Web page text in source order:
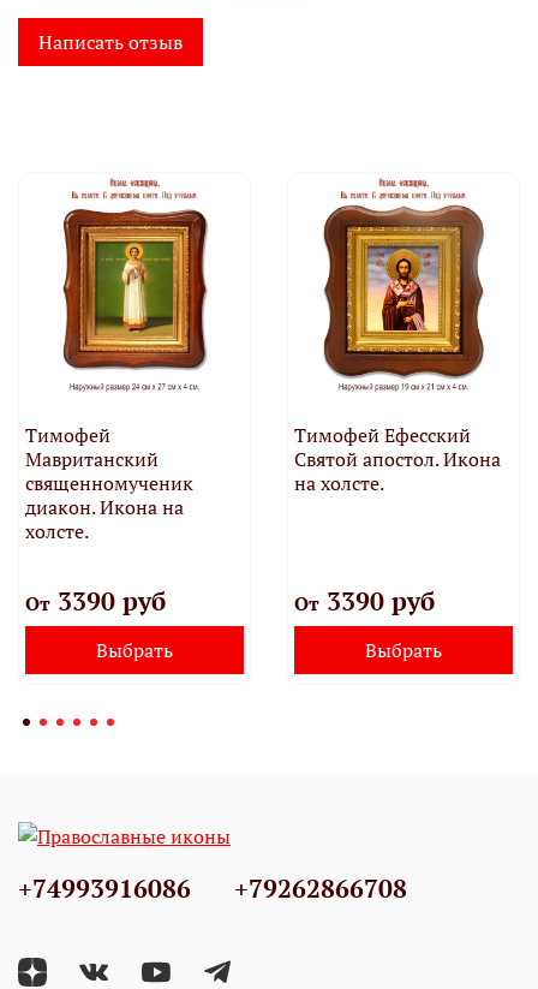
Написать отзыв
Тимофей
Мавританский
священномученик
диакон. Икона на
холсте.
От3390 руб
Выбрать
Тимофей Ефесский
Святой апостол. Икона
на холсте.
От3390 руб
Выбрать
+74993916086 +79262866708